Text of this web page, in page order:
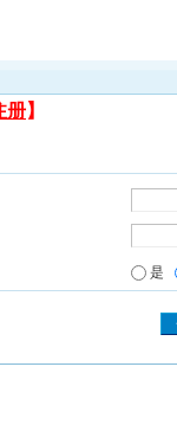
册】
是